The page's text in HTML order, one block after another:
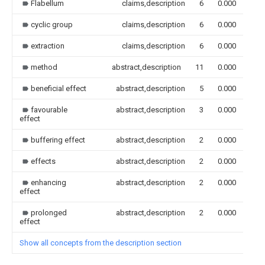
Flabellum claims,description 6 0.000
cyclic group claims,description 6 0.000
extraction claims,description 6 0.000
method abstract,description 11 0.000
beneficial effect abstract,description 5 0.000
favourable
effect
abstract,description 3 0.000
buffering effect abstract,description 2 0.000
effects abstract,description 2 0.000
enhancing
effect
abstract,description 2 0.000
prolonged
effect
abstract,description 2 0.000
Show all concepts from the description section